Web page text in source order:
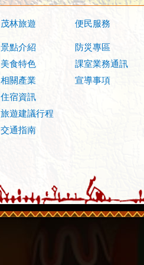
茂林旅遊
景點介紹
美食特色
相關產業
住宿資訊
旅遊建議行程
交通指南
便民服務
防災專區
課室業務通訊
宣導事項